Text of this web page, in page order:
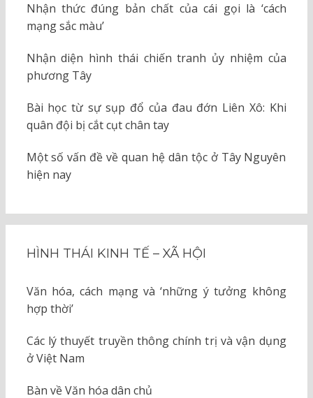
Nhận thức đúng bản chất của cái gọi là ‘cách
mạng sắc màu’
Nhận diện hình thái chiến tranh ủy nhiệm của
phương Tây
Bài học từ sự sụp đổ của đau đớn Liên Xô: Khi
quân đội bị cắt cụt chân tay
Một số vấn đề về quan hệ dân tộc ở Tây Nguyên
hiện nay
HÌNH THÁI KINH TẾ – XÃ HỘI
Văn hóa, cách mạng và ‘những ý tưởng không
hợp thời’
Các lý thuyết truyền thông chính trị và vận dụng
ở Việt Nam
Bàn về Văn hóa dân chủ